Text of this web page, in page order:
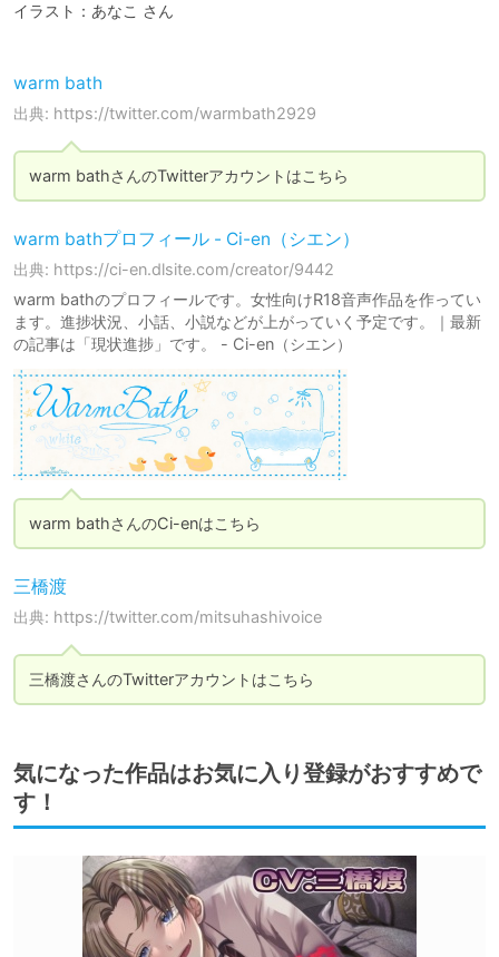
イラスト：あなこ さん
warm bath
出典: https://twitter.com/warmbath2929
warm bathさんのTwitterアカウントはこちら
warm bathプロフィール - Ci-en（シエン）
出典: https://ci-en.dlsite.com/creator/9442
warm bathのプロフィールです。女性向けR18音声作品を作ってい
ます。進捗状況、小話、小説などが上がっていく予定です。｜最新
の記事は「現状進捗」です。 - Ci-en（シエン）
warm bathさんのCi-enはこちら
三橋渡
出典: https://twitter.com/mitsuhashivoice
三橋渡さんのTwitterアカウントはこちら
気になった作品はお気に入り登録がおすすめで
す！